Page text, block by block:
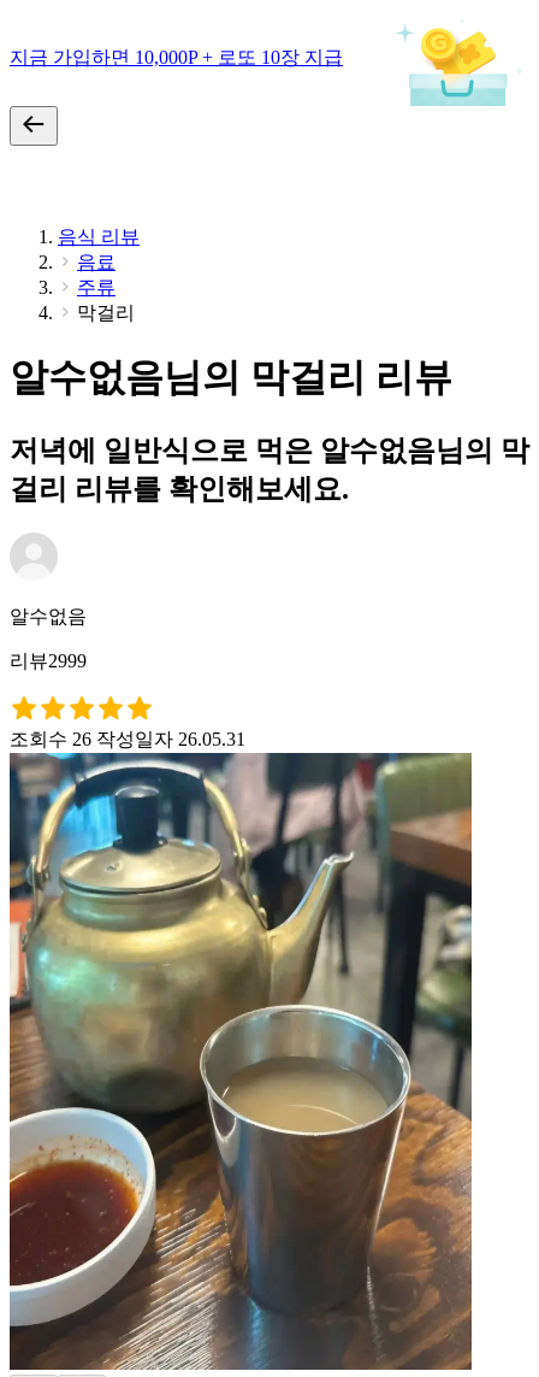
지금 가입하면 10,000P + 로또 10장 지급
음식 리뷰
음료
주류
막걸리
알수없음님의 막걸리 리뷰
저녁에 일반식으로 먹은 알수없음님의 막
걸리 리뷰를 확인해보세요.
알수없음
리뷰2999
조회수 26 작성일자 26.05.31